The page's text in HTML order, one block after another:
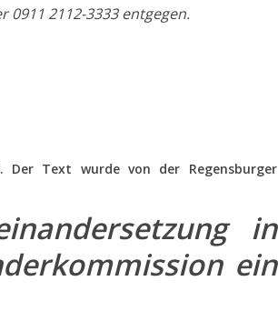
2112-3333 entgegen.
Der Text wurde von der Regensburger
in
ein